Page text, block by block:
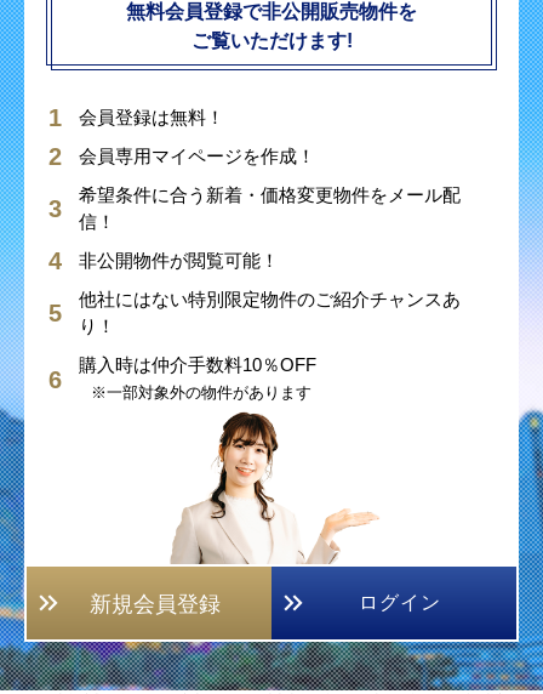
無料会員登録で非公開販売物件を
ご覧いただけます!
会員登録は無料！
会員専用マイページを作成！
希望条件に合う新着・価格変更物件をメール配
信！
非公開物件が閲覧可能！
他社にはない特別限定物件のご紹介チャンスあ
り！
購入時は仲介手数料10％OFF
※一部対象外の物件があります
新規会員登録 ログイン